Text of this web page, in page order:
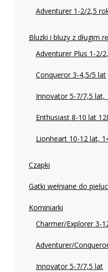
Adventurer 1-2/2,5
Bluzki i bluzy z długim
Adventurer Plus 1-2/
Conqueror 3-4,5/5 lat
Innovator 5-7/7,5 lat,
Enthusiast 8-10 lat
Lionheart 10-12 lat,
Czapki
Gatki wełniane do
Kominiarki
Charmer/Explorer 3-
Adventurer/
Innovator 5-7/7,5 lat